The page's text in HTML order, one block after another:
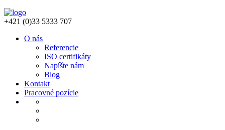
+421 (0)33 5333 707
O nás
Referencie
ISO certifikáty
Napíšte nám
Blog
Kontakt
Pracovné pozície